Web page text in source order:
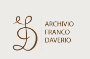
Archivio